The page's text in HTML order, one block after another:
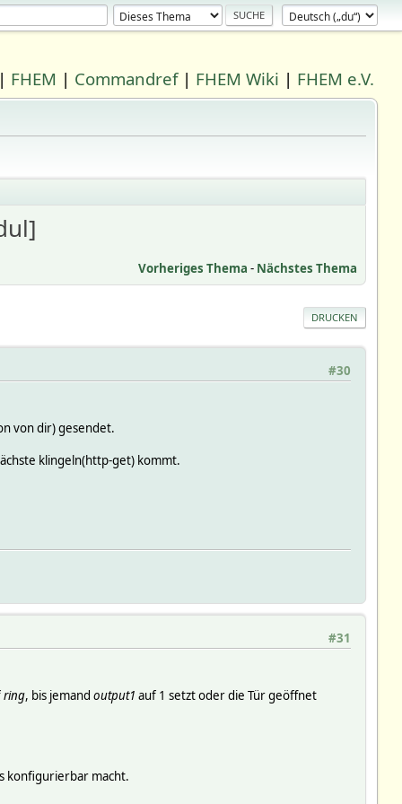
| FHEM | Commandref| FHEM Wiki | FHEM e.V.
Vorheriges Thema - Nächstes Thema
DRUCKEN
#30
von dir) gesendet.
klingeln(http-get) kommt.
#31
ring, bis jemand output1 auf 1 setzt oder die Tür geöffnet
konfigurierbar macht.